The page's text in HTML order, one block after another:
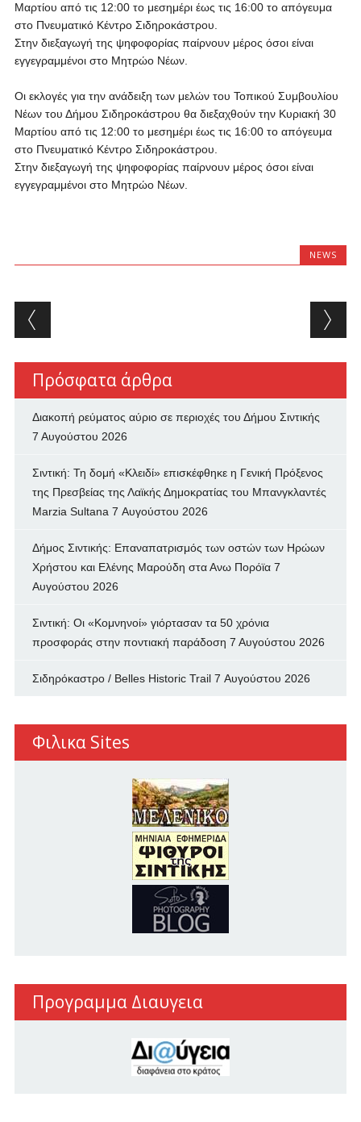
Μαρτίου από τις 12:00 το μεσημέρι έως τις 16:00 το απόγευμα
στο Πνευματικό Κέντρο Σιδηροκάστρου.
Στην διεξαγωγή της ψηφοφορίας παίρνουν μέρος όσοι είναι
εγγεγραμμένοι στο Μητρώο Νέων.
Οι εκλογές για την ανάδειξη των μελών του Τοπικού Συμβουλίου
Νέων του Δήμου Σιδηροκάστρου θα διεξαχθούν την Κυριακή 30
Μαρτίου από τις 12:00 το μεσημέρι έως τις 16:00 το απόγευμα
στο Πνευματικό Κέντρο Σιδηροκάστρου.
Στην διεξαγωγή της ψηφοφορίας παίρνουν μέρος όσοι είναι
εγγεγραμμένοι στο Μητρώο Νέων.
NEWS
Post navigation
Πρόσφατα άρθρα
Διακοπή ρεύματος αύριο σε περιοχές του Δήμου Σιντικής
7 Αυγούστου 2026
Σιντική: Τη δομή «Κλειδί» επισκέφθηκε η Γενική Πρόξενος
της Πρεσβείας της Λαϊκής Δημοκρατίας του Μπανγκλαντές
Marzia Sultana 7 Αυγούστου 2026
Δήμος Σιντικής: Επαναπατρισμός των oστών των Ηρώων
Χρήστου και Ελένης Μαρούδη στα Ανω Πορόϊα 7
Αυγούστου 2026
Σιντική: Οι «Κομνηνοί» γιόρτασαν τα 50 χρόνια
προσφοράς στην ποντιακή παράδοση 7 Αυγούστου 2026
Σιδηρόκαστρο / Belles Historic Trail 7 Αυγούστου 2026
Φιλικα Sites
Προγραμμα Διαυγεια